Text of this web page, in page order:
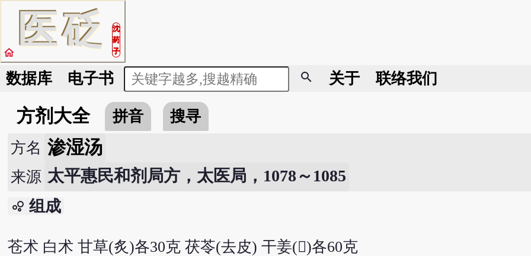
医砭
沈
药
子
home
数据库 电子书 search 关于 联络我们
方剂大全 拼音 搜寻
方名 渗湿汤
来源 太平惠民和剂局方，太医局，1078～1085
bubble_chart 组成
苍术 白术 甘草(炙)各30克 茯苓(去皮) 干姜()各60克